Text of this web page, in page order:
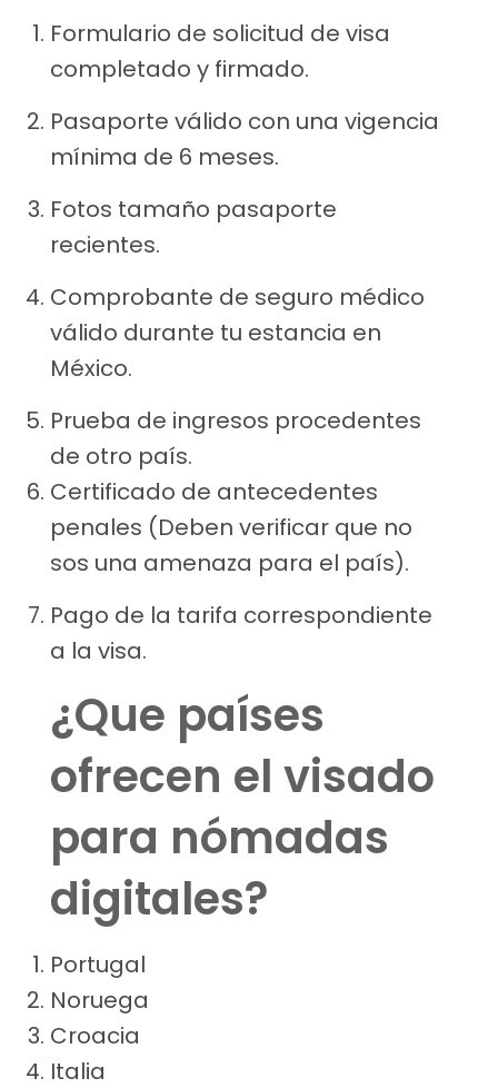
Formulario de solicitud de visa
completado y firmado.
Pasaporte válido con una vigencia
mínima de 6 meses.
Fotos tamaño pasaporte
recientes.
Comprobante de seguro médico
válido durante tu estancia en
México.
Prueba de ingresos procedentes
de otro país.
Certificado de antecedentes
penales (Deben verificar que no
sos una amenaza para el país).
Pago de la tarifa correspondiente
a la visa.
¿Que países
ofrecen el visado
para nómadas
digitales?
Portugal
Noruega
Croacia
Italia